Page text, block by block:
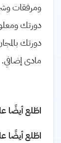
ومرفقات
دورتك
دورتك
مادى إضافي.
اطّلع أيضًا
اطّلع أيضًا